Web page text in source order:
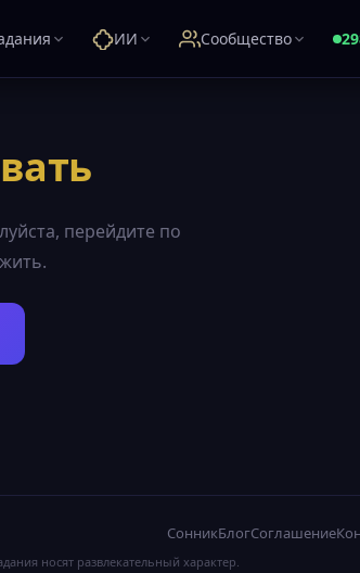
ИИ Сообщество
перейдите по
СонникБлогСоглашение
носят развлекательный характер.